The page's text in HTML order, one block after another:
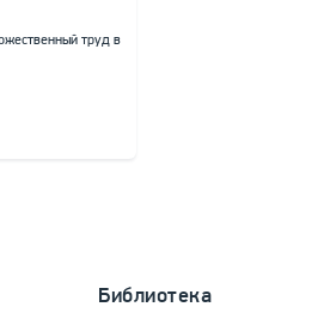
труд в
Библиотека